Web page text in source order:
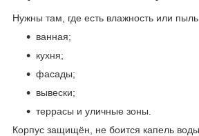
Нужны там, где есть влажность или
ванная;
кухня;
фасады;
вывески;
террасы и уличные зоны.
Корпус защищён, не боится капель